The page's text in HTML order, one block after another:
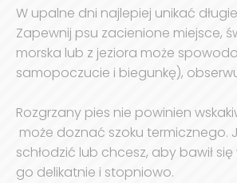
W upalne dni najlepiej unikać
Zapewnij psu zacienione miejsce,
morska lub z jeziora może
samopoczucie i biegunkę),
Rozgrzany pies nie powinien
może doznać szoku termicznego.
schłodzić lub chcesz, aby bawił
go delikatnie i stopniowo.